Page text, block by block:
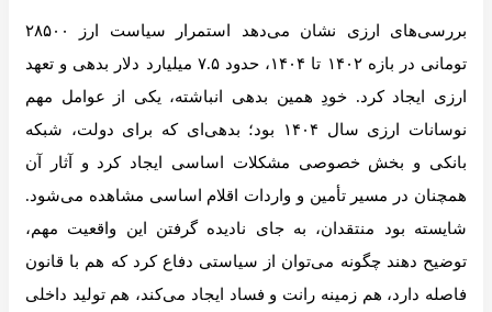
بررسی‌های ارزی نشان می‌دهد استمرار سیاست ارز ۲۸۵۰۰
تومانی در بازه ۱۴۰۲ تا ۱۴۰۴، حدود ۷.۵ میلیارد دلار بدهی و تعهد
ارزی ایجاد کرد. خودِ همین بدهی انباشته، یکی از عوامل مهم
نوسانات ارزی سال ۱۴۰۴ بود؛ بدهی‌ای که برای دولت، شبکه
بانکی و بخش خصوصی مشکلات اساسی ایجاد کرد و آثار آن
همچنان در مسیر تأمین و واردات اقلام اساسی مشاهده می‌شود.
شایسته بود منتقدان، به جای نادیده گرفتن این واقعیت مهم،
توضیح دهند چگونه می‌توان از سیاستی دفاع کرد که هم با قانون
فاصله دارد، هم زمینه رانت و فساد ایجاد می‌کند، هم تولید داخلی